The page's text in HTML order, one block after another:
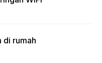
di rumah